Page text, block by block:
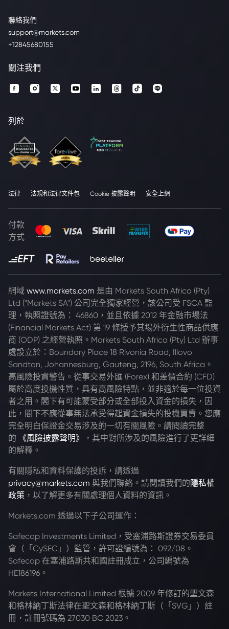
聯絡我們
support@markets.com
+12845680155
關注我們
列於
法律 法規和法律文件包 Cookie 披露聲明 安全上網
付款
方式
網域 www.markets.com 是由 Markets South Africa (Pty)
Ltd ("Markets SA") 公司完全獨家經營，該公司受 FSCA 監
理，執照證號為： 46860，並且依據 2012 年金融市場法
(Financial Markets Act) 第 19 條授予其場外衍生性商品供應
商 (ODP) 之經營執照。Markets South Africa (Pty) Ltd 辦事
處設立於：Boundary Place 18 Rivonia Road, Illovo
Sandton, Johannesburg, Gauteng, 2196, South Africa。
高風險投資警告。從事交易外匯 (Forex) 和差價合約 (CFD)
屬於高度投機性質，具有高風險特點，並非適於每一位投資
者之用。閣下有可能蒙受部分或全部投入資金的損失，因
此，閣下不應從事無法承受得起資金損失的投機買賣。您應
完全明白保證金交易涉及的一切有關風險。請閱讀完整
的
《風險披露聲明》
，其中對所涉及的風險進行了更詳細
的解釋。
有關隱私和資料保護的投訴，請透過
privacy@markets.com 與我們聯絡。請閱讀我們的 隱私權
政策 ，以了解更多有關處理個人資料的資訊。
Markets.com 透過以下子公司運作：
Safecap Investments Limited，受塞浦路斯證券交易委員
會（「CySEC」）監管，許可證編號為： 092/08。
Safecap 在塞浦路斯共和國註冊成立，公司編號為
HE186196。
Markets International Limited 根據 2009 年修訂的聖文森
和格林納丁斯法律在聖文森和格林納丁斯（「SVG」）註
冊，註冊號碼為 27030 BC 2023。